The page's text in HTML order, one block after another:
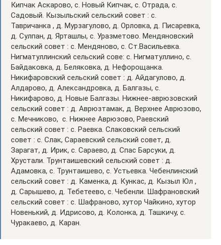
Кипчак Аскарово, с. Новый Кипчак, с. Отрада, с.
Садовый. Кызыльский сельский совет : с.
Тавричанка , д. Мурзагулово, д. Орловка, д. Писаревка,
д. Сулпан, д. Ярташлы, с. Уразметово. Мендяновский
сельский совет : с. Мендяново, с. Ст.Васильевка.
Нигматуллинский сельский сове: с. Нигматуллино, с.
Байдаковка, д. Беляковка, д. Нефорощанка.
Никифаровский сельский совет : д. Айдагулово, д.
Алдарово, д. Александровка, д. Балгазы, с.
Никифарово, д. Новые Балгазы. Нижнее-аврюзовский
сельский совет : д. Аврюзтамак, д. Верхнее Аврюзово,
с. Мечниково, с. Нижнее Аврюзово, Раевский
сельский совет : с. Раевка. Слаковский сельский
совет : с. Слак, Сараевский сельский совет, д.
Зарагат, д. Ирик, с. Сараево, д. Спас Барсуки, д.
Хрустали. Трунтаишевский сельский совет : д.
Адамовка, с. Трунтаишево, с. Устьевка. Чебенлинский
сельский совет : д. Каменка, д. Кункас, д. Кызыл Юл ,
д. Сарышево, д. Тебетеево, с. Чебенли. Шафрановский
сельский совет : с. Шафраново, хутор Чайкино, хутор
Новенький, д. Идрисово, д. Колонка, д. Ташкичу, с.
Чуракаево, д. Каран.